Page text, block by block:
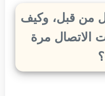
من قبل، وكيف
الاتصال مرة